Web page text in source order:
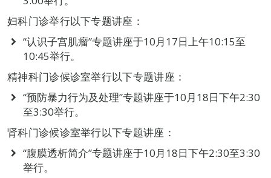
妇科门诊举行以下专题讲座：
“认识子宫肌瘤”专题讲座于10月17日上午10:15至
10:45举行。
精神科门诊候诊室举行以下专题讲座：
“预防暴力行为及处理”专题讲座于10月18日下午2:30
至3:30举行。
肾科门诊候诊室举行以下专题讲座：
“腹膜透析简介”专题讲座于10月18日下午2:30至3:30
举行。